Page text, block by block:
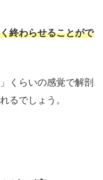
終わらせることがで
くらいの感覚で解剖
るでしょう。